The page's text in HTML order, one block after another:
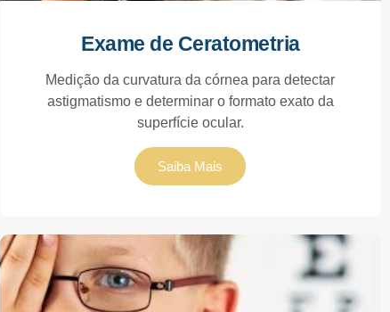
Exame de Ceratometria
Medição da curvatura da córnea para detectar
astigmatismo e determinar o formato exato da
superfície ocular.
Saiba Mais